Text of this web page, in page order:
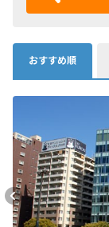
おすすめ順